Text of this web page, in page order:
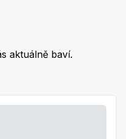
aktuálně baví.